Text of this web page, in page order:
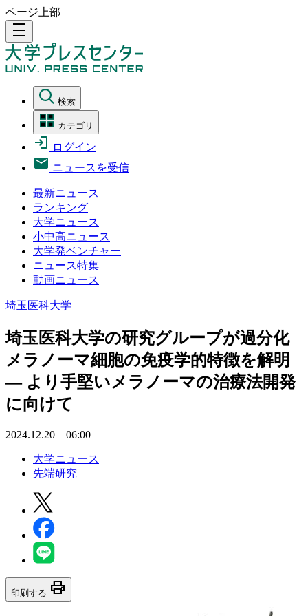
ページ上部
density_medium
検索
カテゴリ
ログイン
ニュースを受信
最新ニュース
ランキング
大学ニュース
小中高ニュース
大学発ベンチャー
ニュース特集
動画ニュース
埼玉医科大学
埼玉医科大学の研究グループが過分化
メラノーマ細胞の免疫学的特徴を解明
― より手堅いメラノーマの治療法開発
に向けて
2024.12.20 06:00
大学ニュース
先端研究
印刷する print